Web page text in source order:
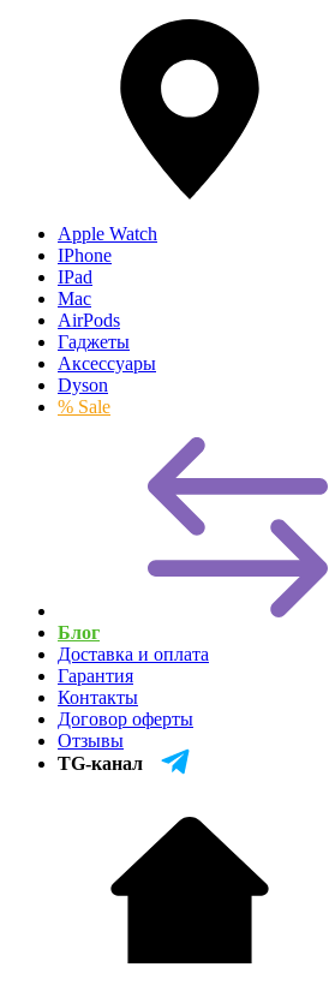
Apple Watch
IPhone
IPad
Mac
AirPods
Гаджеты
Аксессуары
Dyson
% Sale
Блог
Доставка и оплата
Гарантия
Контакты
Договор оферты
Отзывы
TG-канал